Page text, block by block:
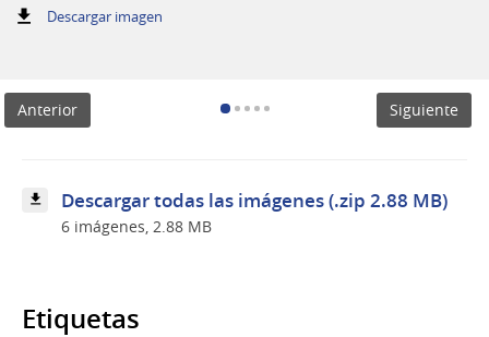
Descargar imagen:
Anterior Siguiente
Descargar todas las imágenes (.zip 2.88 MB)
6 imágenes, 2.88 MB
Etiquetas